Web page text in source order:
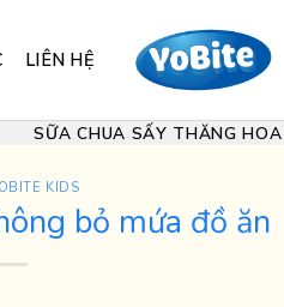
LIÊN HỆ
SỮA CHUA SẤY THĂNG
KIDS
bỏ mứa đồ ăn